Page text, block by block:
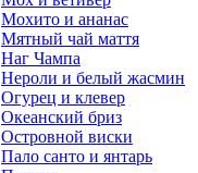
Мохито и ананас
Мятный чай маття
Наг Чампа
Нероли и белый жасмин
Огурец и клевер
Океанский бриз
Островной виски
Пало санто и янтарь